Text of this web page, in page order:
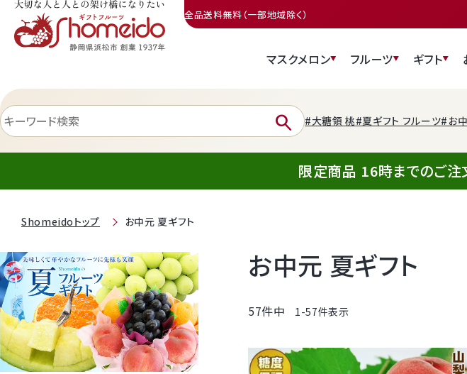
全品送料無料（一部地域除く）
マスクメロン フルーツ ギフト
search #大糖領 桃#夏ギフト フルーツ#お
三ヶ日みかん
静岡産クラウンメロン
天使音（あまね）マスクメロン
クラウンメロンゼリー
限定商品 16時までのご
Shomeidoトップ お中元 夏ギフト
お中元 夏ギフト
57件中 1-57件表示